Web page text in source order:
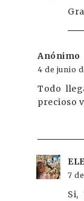
Anónimo
4 de junio
Todo
precioso
7
Si,